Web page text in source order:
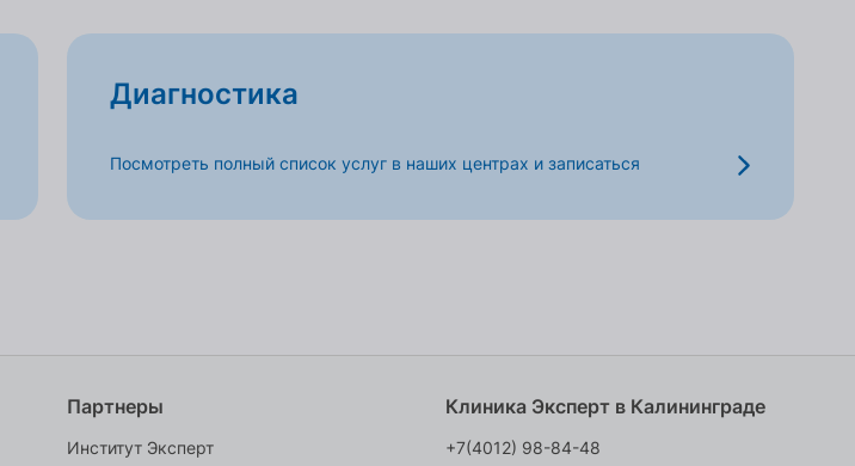
Диагностика
Посмотреть полный список услуг в наших центрах и записаться
Партнеры
Институт Эксперт
Клиника Эксперт в Калининграде
+7(4012) 98-84-48